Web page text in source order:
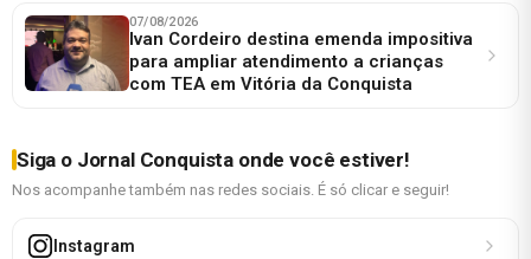
07/08/2026
Ivan Cordeiro destina emenda impositiva
para ampliar atendimento a crianças
com TEA em Vitória da Conquista
Siga o Jornal Conquista onde você estiver!
Nos acompanhe também nas redes sociais. É só clicar e seguir!
Instagram